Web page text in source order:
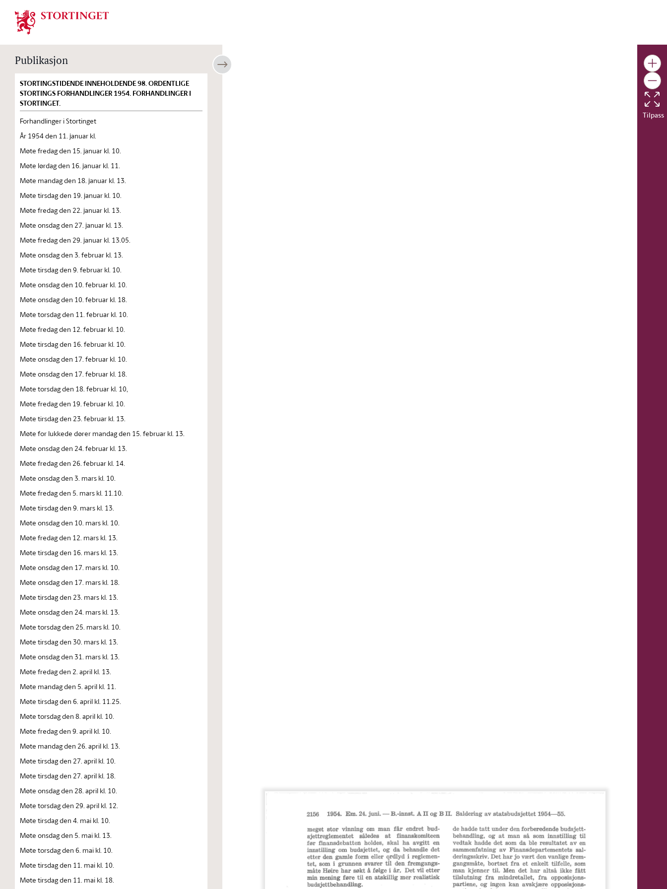
Stortinget.no
Publikasjon
STORTINGSTIDENDE INNEHOLDENDE 98. ORDENTLIGE
STORTINGS FORHANDLINGER 1954. FORHANDLINGER I
STORTINGET.
Forhandlinger i Stortinget
År 1954 den 11. januar kl.
Møte fredag den 15. januar kl. 10.
Møte lørdag den 16. januar kl. 11.
Møte mandag den 18. januar kl. 13.
Møte tirsdag den 19. januar kl. 10.
Møte fredag den 22. januar kl. 13.
Møte onsdag den 27. januar kl. 13.
Møte fredag den 29. januar kl. 13.05.
Møte onsdag den 3. februar kl. 13.
Møte tirsdag den 9. februar kl. 10.
Møte onsdag den 10. februar kl. 10.
Møte onsdag den 10. februar kl. 18.
Møte torsdag den 11. februar kl. 10.
Møte fredag den 12. februar kl. 10.
Møte tirsdag den 16. februar kl. 10.
Møte onsdag den 17. februar kl. 10.
Møte onsdag den 17. februar kl. 18.
Møte torsdag den 18. februar kl. 10,
Møte fredag den 19. februar kl. 10.
Møte tirsdag den 23. februar kl. 13.
Møte for lukkede dører mandag den 15. februar kl. 13.
Møte onsdag den 24. februar kl. 13.
Møte fredag den 26. februar kl. 14.
Møte onsdag den 3. mars kl. 10.
Møte fredag den 5. mars kl. 11.10.
Møte tirsdag den 9. mars kl. 13.
Møte onsdag den 10. mars kl. 10.
Møte fredag den 12. mars kl. 13.
Møte tirsdag den 16. mars kl. 13.
Møte onsdag den 17. mars kl. 10.
Møte onsdag den 17. mars kl. 18.
Møte tirsdag den 23. mars kl. 13.
Møte onsdag den 24. mars kl. 13.
Møte torsdag den 25. mars kl. 10.
Møte tirsdag den 30. mars kl. 13.
Møte onsdag den 31. mars kl. 13.
Møte fredag den 2. april kl. 13.
Møte mandag den 5. april kl. 11.
Møte tirsdag den 6. april kl. 11.25.
Møte torsdag den 8. april kl. 10.
Møte fredag den 9. april kl. 10.
Møte mandag den 26. april kl. 13.
Møte tirsdag den 27. april kl. 10.
Møte tirsdag den 27. april kl. 18.
Møte onsdag den 28. april kl. 10.
Møte torsdag den 29. april kl. 12.
Møte tirsdag den 4. mai kl. 10.
Møte onsdag den 5. mai kl. 13.
Møte torsdag den 6. mai kl. 10.
Møte tirsdag den 11. mai kl. 10.
Møte tirsdag den 11. mai kl. 18.